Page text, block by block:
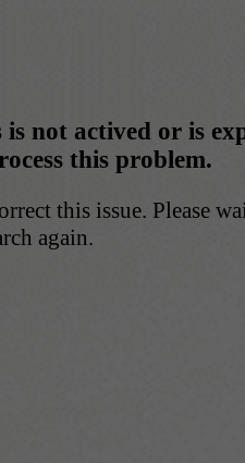
is not actived or is
this problem.
this issue. Please
again.